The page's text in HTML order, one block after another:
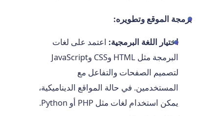
برمجة الموقع وتطويره:
اختيار اللغة البرمجية: اعتمد على لغات
البرمجة مثل HTML وCSS وJavaScript
لتصميم الصفحات والتفاعل مع
المستخدمين. في حالة المواقع الديناميكية،
يمكن استخدام لغات مثل PHP أو Python.